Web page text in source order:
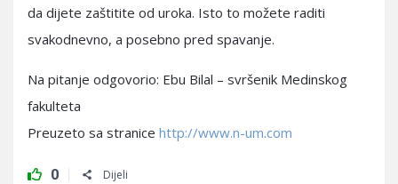
da dijete zaštitite od uroka. Isto to možete raditi
svakodnevno, a posebno pred spavanje.
Na pitanje odgovorio: Ebu Bilal – svršenik Medinskog
fakulteta
Preuzeto sa stranice http://www.n-um.com
0 Dijeli